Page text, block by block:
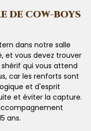
DE COW-BOYS
dans notre salle
et vous devez trouver
qui vous attend
car les renforts sont
et d'esprit
et éviter la capture.
ans.